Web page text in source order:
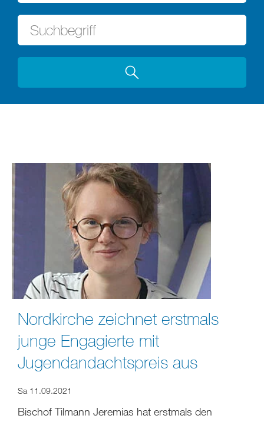
Nordkirche zeichnet erstmals
junge Engagierte mit
Jugendandachtspreis aus
Sa 11.09.2021
Bischof Tilmann Jeremias hat erstmals den